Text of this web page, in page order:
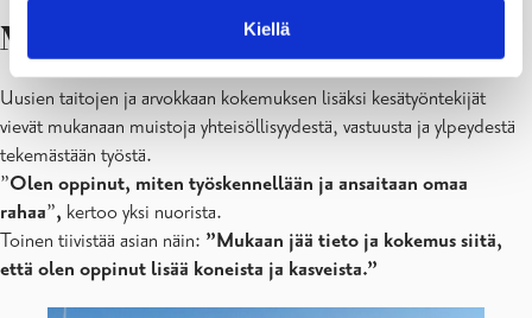
Kiellä
Mitä he vievät mukanaan?
Uusien taitojen ja arvokkaan kokemuksen lisäksi kesätyöntekijät
vievät mukanaan muistoja yhteisöllisyydestä, vastuusta ja ylpeydestä
tekemästään työstä.
”Olen oppinut, miten työskennellään ja ansaitaan omaa
rahaa”, kertoo yksi nuorista.
Toinen tiivistää asian näin: ”Mukaan jää tieto ja kokemus siitä,
että olen oppinut lisää koneista ja kasveista.”